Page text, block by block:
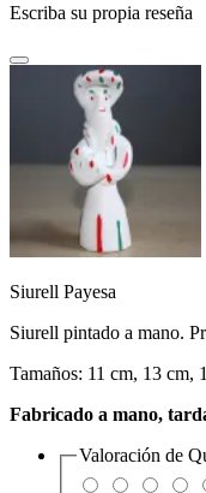
Escriba su propia reseña
Siurell Payesa
Siurell pintado a mano.
Tamaños: 11 cm, 13 cm,
Fabricado a mano,
Valoración de